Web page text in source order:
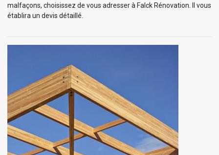
malfaçons, choisissez de vous adresser à Falck Rénovation. Il vous
établira un devis détaillé.